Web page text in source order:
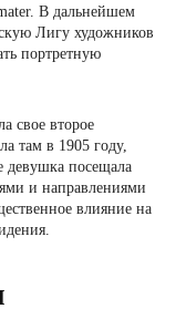
В дальнейшем
Лигу художников
портретную
свое второе
там в 1905 году,
девушка посещала
и направлениями
влияние на